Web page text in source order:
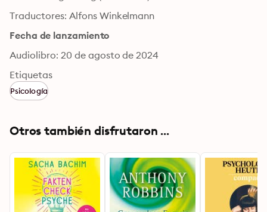
Traductores: Alfons Winkelmann
Fecha de lanzamiento
Audiolibro: 20 de agosto de 2024
Etiquetas
Psicología
Otros también disfrutaron ...